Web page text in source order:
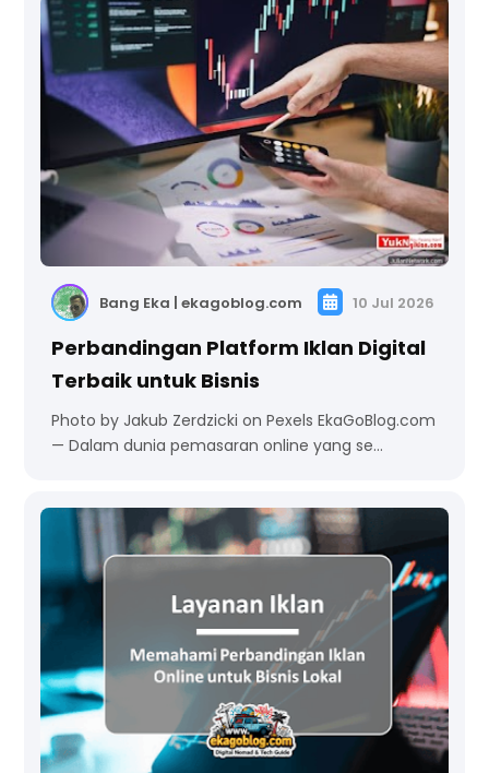
Bang Eka | ekagoblog.com 10 Jul 2026
Perbandingan Platform Iklan Digital
Terbaik untuk Bisnis
Photo by Jakub Zerdzicki on Pexels EkaGoBlog.com
— Dalam dunia pemasaran online yang se…